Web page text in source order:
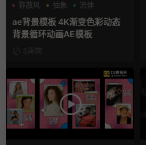
弥散风
抽象 流体
ae背景模板 4K渐变色彩动态
背景循环动画AE模板
3周前